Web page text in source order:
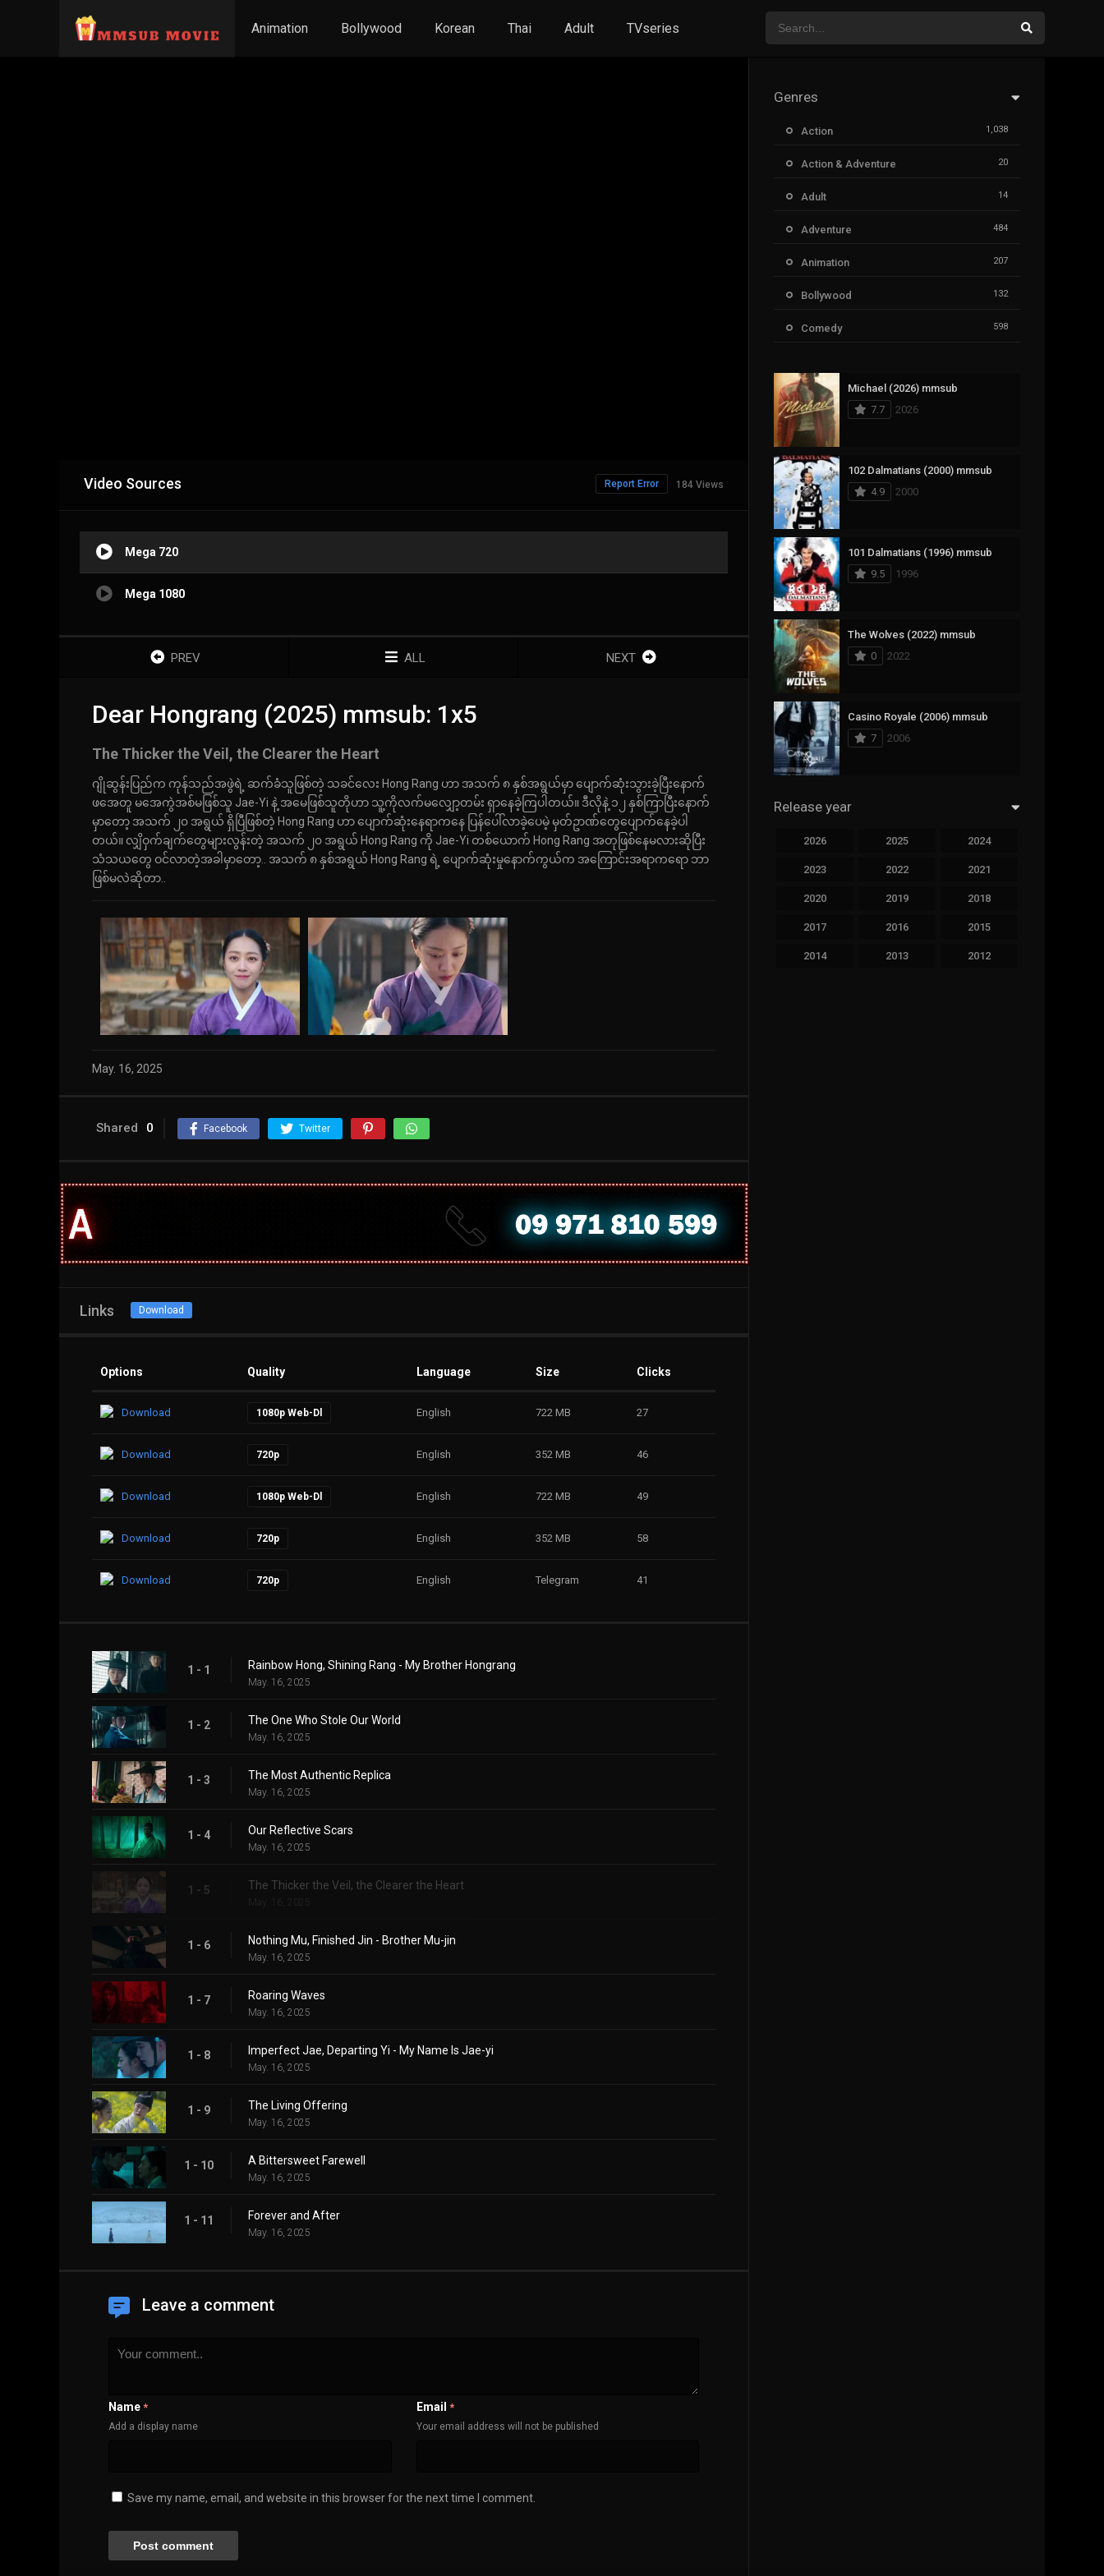
Animation Bollywood Korean Thai Adult TVseries
Video Sources 184 Views
Report Error
Mega 720
Mega 1080
PREV ALL NEXT
Dear Hongrang (2025) mmsub: 1x5
The Thicker the Veil, the Clearer the Heart
ဂျိုဆွန်းပြည်က ကုန်သည်အဖွဲရဲ့ ဆက်ခံသူဖြစ်တဲ့ သခင်လေး Hong Rang ဟာ အသက် ၈ နှစ်အရွယ်မှာ ပျောက်ဆုံးသွားခဲ့ပြီးနောက်
ဖအေတူ မအေကွဲအစ်မဖြစ်သူ Jae-Yi နဲ့ အမေဖြစ်သူတိုဟာ သူ့ကိုလက်မလျှော့တမ်း ရှာနေခဲ့ကြပါတယ်။ ဒီလိုနဲ့ ၁၂ နှစ်ကြာပြီးနောက်
မှာတော့ အသက် ၂၀ အရွယ် ရှိပြီဖြစ်တဲ့ Hong Rang ဟာ ပျောက်ဆုံးနေရာကနေ ပြန်ပေါ်လာခဲ့ပေမဲ့ မှတ်ဥာဏ်တွေပျောက်နေခဲ့ပါ
တယ်။ လျှိဝှက်ချက်တွေများလွန်းတဲ့ အသက် ၂၀ အရွယ် Hong Rang ကို Jae-Yi တစ်ယောက် Hong Rang အတုဖြစ်နေမလားဆိုပြီး
သံသယတွေ ဝင်လာတဲ့အခါမှာတော့.. အသက် ၈ နှစ်အရွယ် Hong Rang ရဲ့ ပျောက်ဆုံးမှုနောက်ကွယ်က အကြောင်းအရာကရော ဘာ
ဖြစ်မလဲဆိုတာ..
May. 16, 2025
Shared 0 Facebook Twitter
Links Download
Options Quality Language Size Clicks
Download 1080p Web-Dl English 722 MB 27
Download 720p English 352 MB 46
Download 1080p Web-Dl English 722 MB 49
Download 720p English 352 MB 58
Download 720p English Telegram 41
1 - 1 Rainbow Hong, Shining Rang - My Brother Hongrang
May. 16, 2025
1 - 2 The One Who Stole Our World
May. 16, 2025
1 - 3 The Most Authentic Replica
May. 16, 2025
1 - 4 Our Reflective Scars
May. 16, 2025
1 - 5 The Thicker the Veil, the Clearer the Heart
May. 16, 2025
1 - 6 Nothing Mu, Finished Jin - Brother Mu-jin
May. 16, 2025
1 - 7 Roaring Waves
May. 16, 2025
1 - 8 Imperfect Jae, Departing Yi - My Name Is Jae-yi
May. 16, 2025
1 - 9 The Living Offering
May. 16, 2025
1 - 10 A Bittersweet Farewell
May. 16, 2025
1 - 11 Forever and After
May. 16, 2025
Leave a comment
Name *
Add a display name
Email *
Your email address will not be published
Save my name, email, and website in this browser for the next time I comment.
Genres
Action 1,038
Action & Adventure 20
Adult 14
Adventure 484
Animation 207
Bollywood 132
Comedy 598
Documentary
Drama
Fantasy
History
Horror
Korean
Music
Mystery
Reality
Romance
Sci-Fi & Fantasy
Science Fiction
Western
Michael (2026) mmsub
7.7
2026
102 Dalmatians (2000) mmsub
4.9
2000
101 Dalmatians (1996) mmsub
9.5
1996
The Wolves (2022) mmsub
0
2022
Casino Royale (2006) mmsub
7
2006
Release year
2026 2025 2024
2023 2022 2021
2020 2019 2018
2017 2016 2015
2014 2013 2012